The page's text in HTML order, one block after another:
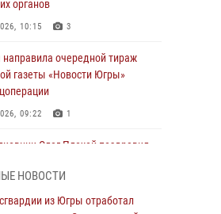
органов
10:15 3
направила очередной тираж
газеты «Новости Югры»
09:22 1
Олег Плохой поздравил
Росгвардии с
праздником
НОВОСТИ
из Югры отработал